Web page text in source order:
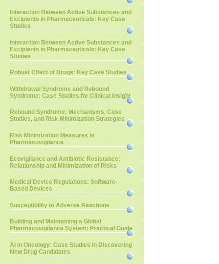
Interaction Between Active Substances and
Excipients in Pharmaceuticals: Key Case
Studies
Interaction Between Active Substances and
Excipients in Pharmaceuticals: Key Case
Studies
Robust Effect of Drugs: Key Case Studies
Withdrawal Syndrome and Rebound
Syndrome: Case Studies for Clinical Insight
Rebound Syndrome: Mechanisms, Case
Studies, and Risk Minimization Strategies
Risk Minimization Measures in
Pharmacovigilance
Ecovigilance and Antibiotic Resistance:
Relationship and Minimization of Risks
Medical Device Regulations: Software-
Based Devices
Susceptibility to Adverse Reactions
Building and Maintaining a Global
Pharmacovigilance System: Practical Guide
AI in Oncology: Case Studies in Discovering
New Drug Candidates